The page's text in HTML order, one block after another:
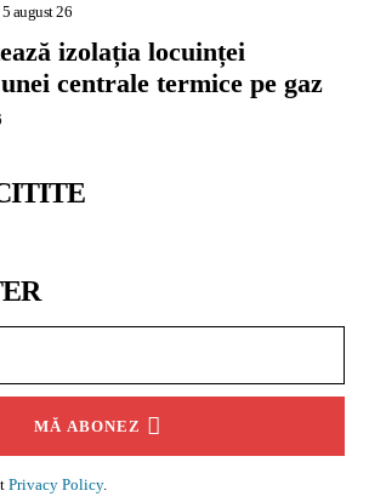
5 august 26
izolația locuinței
centrale termice pe gaz
MĂ ABONEZ
Privacy Policy.